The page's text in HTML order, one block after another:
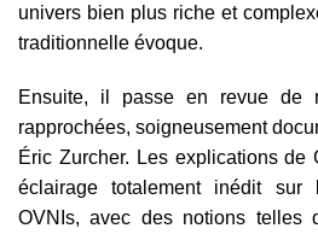
univers bien plus riche et
traditionnelle évoque.
Ensuite, il passe en revue de
rapprochées, soigneusement
Éric Zurcher. Les explications de
éclairage totalement inédit sur
OVNIs, avec des notions telles